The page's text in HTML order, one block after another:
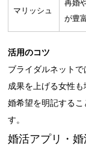
マリッシュ
再婚
が豊
活用のコツ
ブライダルネット
成果を上げる女性
婚希望を明記する
す。
婚活アプリ・